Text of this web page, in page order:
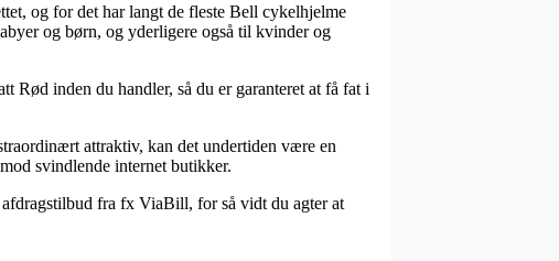
og for det har langt de fleste Bell cykelhjelme
og børn, og yderligere også til kvinder og
Rød inden du handler, så du er garanteret at få fat i
attraktiv, kan det undertiden være en
svindlende internet butikker.
fra fx ViaBill, for så vidt du agter at